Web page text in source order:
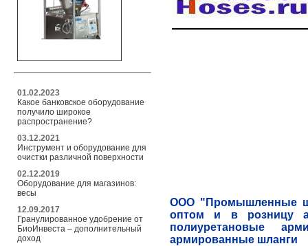
01.02.2023
Какое банковское оборудование
получило широкое
распространение?
03.12.2021
Инструмент и оборудование для
очистки различной поверхности
02.12.2019
Оборудование для магазинов:
весы
12.09.2017
Гранулированное удобрение от
БиоИнвеста – дополнительный
доход
ООО "Промышленные
оптом и в розницу
полиуретановые
армированные шланги